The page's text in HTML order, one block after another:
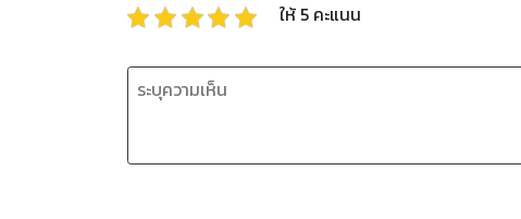
ให้ 5 คะแนน